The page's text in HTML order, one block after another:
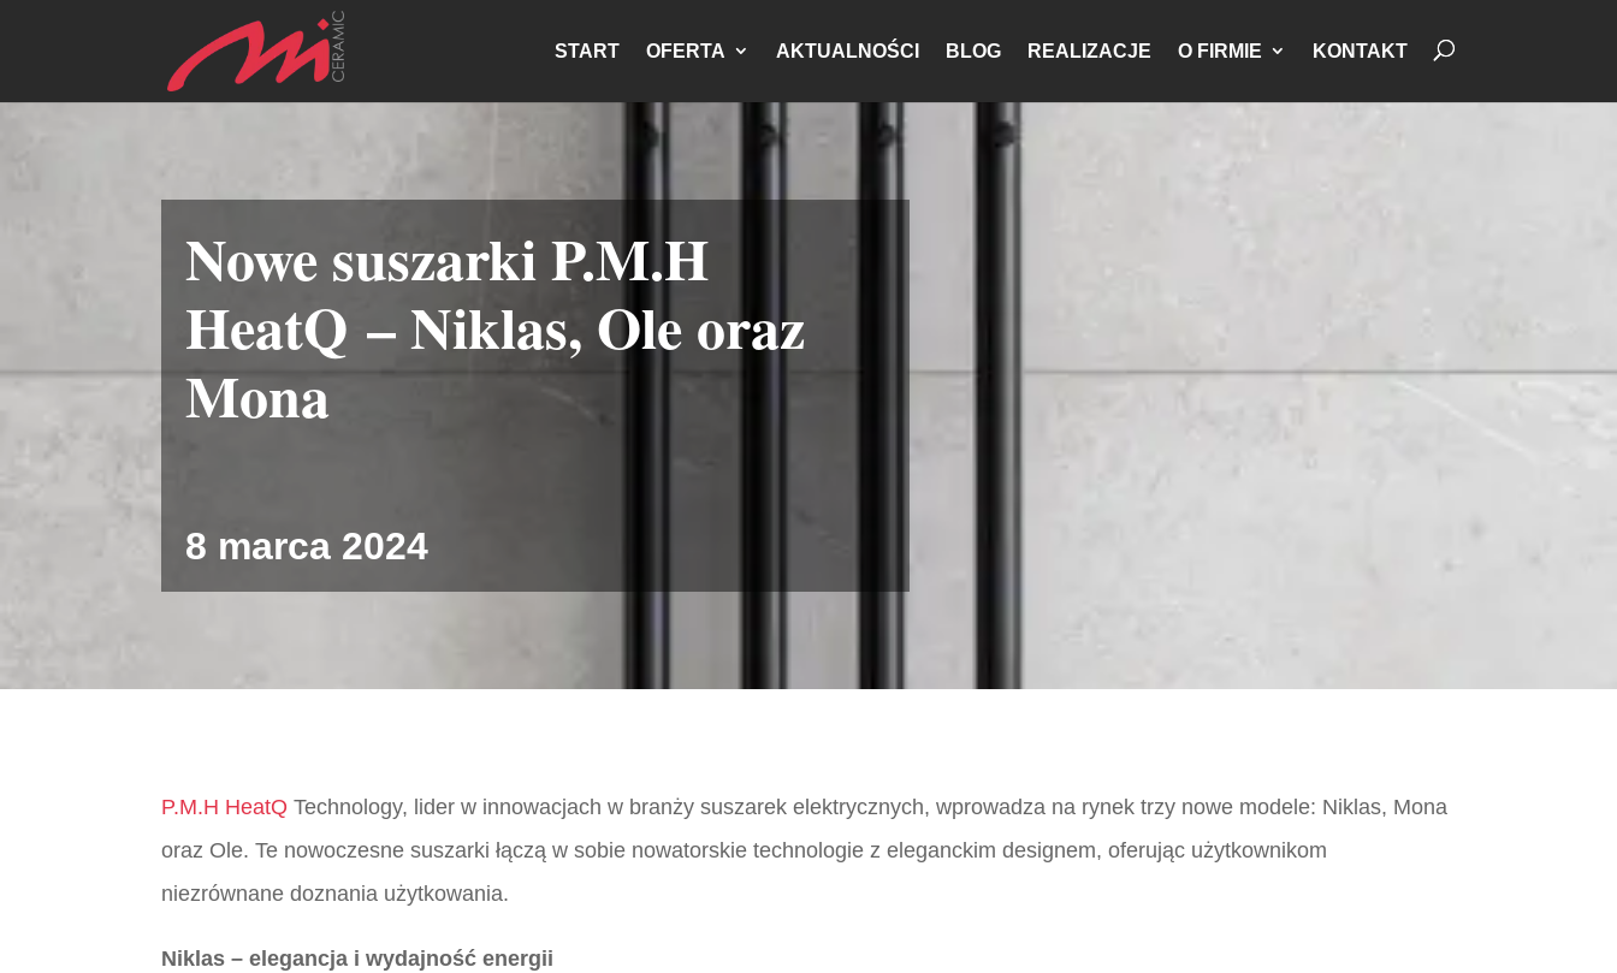
START OFERTA AKTUALNOŚCI BLOG REALIZACJE O FIRMIE KONTAKT
Nowe suszarki P.M.H
HeatQ – Niklas, Ole oraz
Mona
8 marca 2024
P.M.H HeatQ Technology, lider w innowacjach w branży suszarek elektrycznych, wprowadza na rynek trzy nowe modele: Niklas, Mona
oraz Ole. Te nowoczesne suszarki łączą w sobie nowatorskie technologie z eleganckim designem, oferując użytkownikom
niezrównane doznania użytkowania.
Niklas – elegancja i wydajność energii